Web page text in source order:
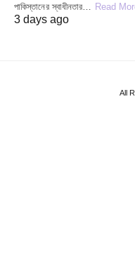
পাকিস্তানের স্বাধীনতার… Read
3 days ago
All